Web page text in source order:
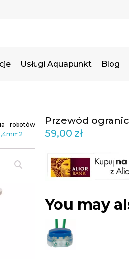
Usługi Aquapunkt Blog
robotów
Przewód
59,00 zł
You may